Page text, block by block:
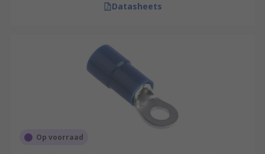
Datasheets
Op voorraad